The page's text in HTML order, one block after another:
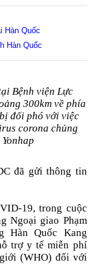
Hàn Quốc
Hàn Quốc
Bệnh viện Lực
300km về phía
đối phó với việc
corona chủng
đã gửi thông tin
19, trong cuộc
Ngoại giao Phạm
Hàn Quốc Kang
trợ y tế miễn phí
(WHO) đối với